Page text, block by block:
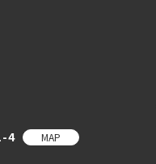
4 MAP